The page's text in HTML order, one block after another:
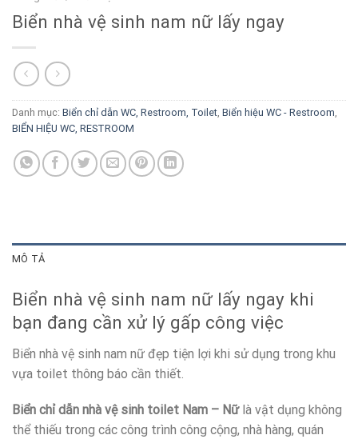
Biển nhà vệ sinh nam nữ lấy ngay
Danh mục: Biển chỉ dẫn WC, Restroom, Toilet Biển hiệu WC - Restroom
BIỂN HIỆU WC, RESTROOM
MÔ TẢ
Biển nhà vệ sinh nam nữ lấy ngay khi
bạn đang cần xử lý gấp công việc
Biển nhà vệ sinh nam nữ đẹp tiện lợi khi sử dụng trong khu
vựa toilet thông báo cần thiết.
Biển chỉ dẫn nhà vệ sinh toilet Nam – Nữlà vật dụng không
thể thiếu trong các công trình công cộng, nhà hàng, quán